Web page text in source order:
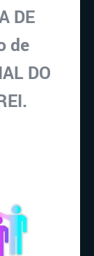
DE
de
DO